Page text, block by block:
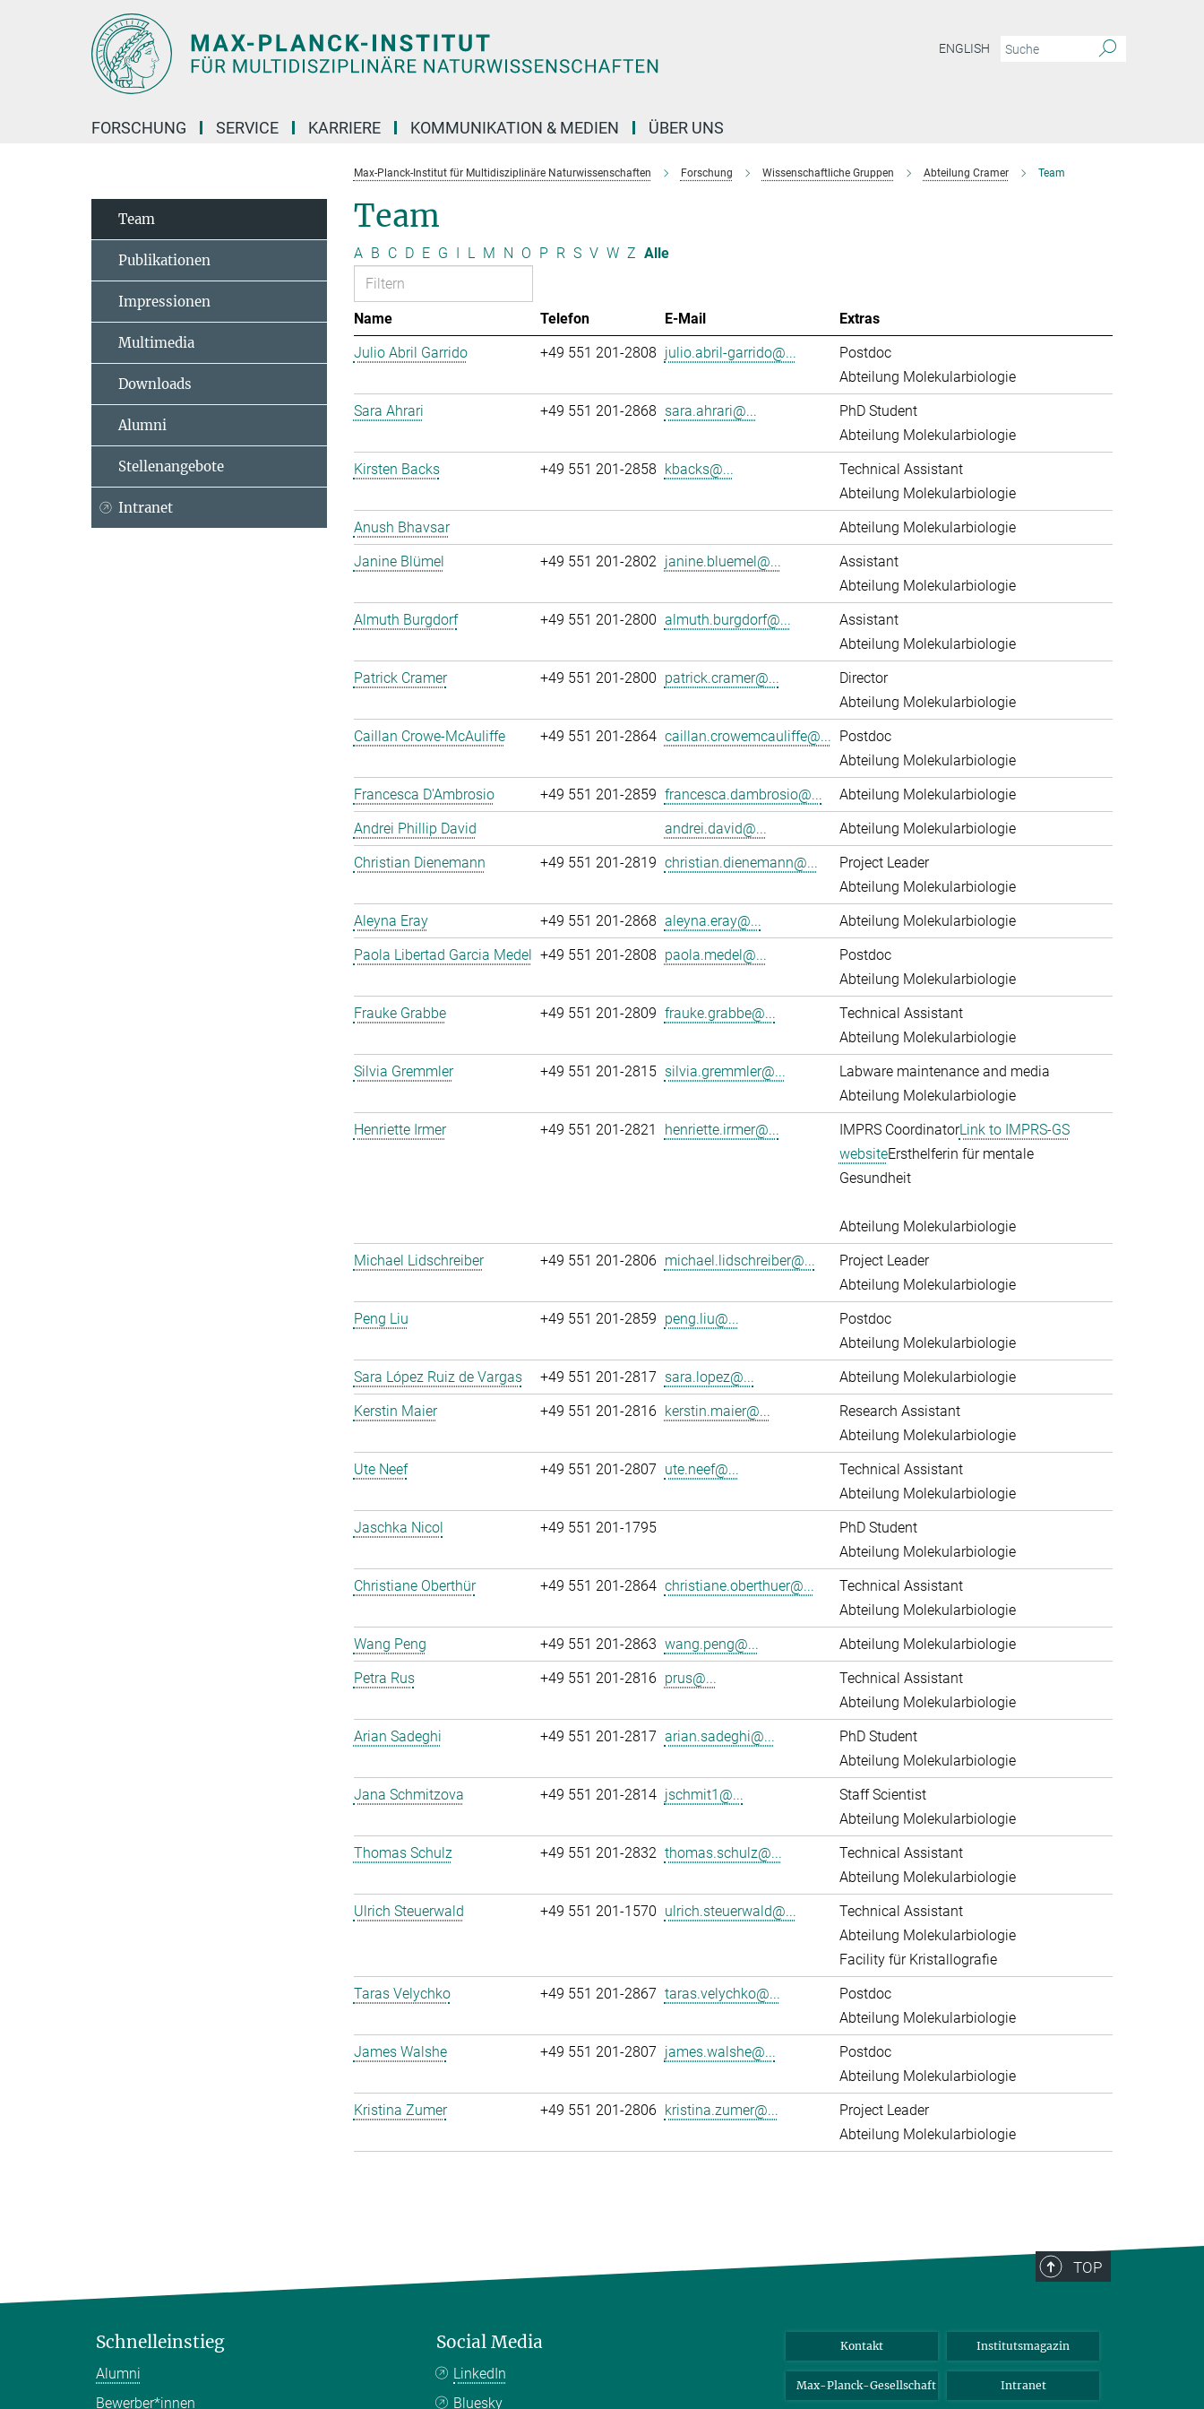
ENGLISH
FORSCHUNG SERVICE KARRIERE KOMMUNIKATION & MEDIEN ÜBER UNS
Max-Planck-Institut für Multidisziplinäre Naturwissenschaften Forschung Wissenschaftliche Gruppen Abteilung Cramer Team
Team
A B C D E G I L M N O P R S V W Z Alle
Name Telefon E-Mail
Extras
Julio Abril Garrido
+49 551 201-2808 julio.abril-garrido@...
Postdoc
Abteilung Molekularbiologie
Sara Ahrari
+49 551 201-2868 sara.ahrari@...
PhD Student
Abteilung Molekularbiologie
Kirsten Backs
+49 551 201-2858 kbacks@...
Technical Assistant
Abteilung Molekularbiologie
Anush Bhavsar
Abteilung Molekularbiologie
Janine Blümel
+49 551 201-2802 janine.bluemel@...
Assistant
Abteilung Molekularbiologie
Almuth Burgdorf
+49 551 201-2800 almuth.burgdorf@...
Assistant
Abteilung Molekularbiologie
Patrick Cramer
+49 551 201-2800 patrick.cramer@...
Director
Abteilung Molekularbiologie
Caillan Crowe-McAuliffe
+49 551 201-2864 caillan.crowemcauliffe@... Postdoc
Abteilung Molekularbiologie
Francesca D'Ambrosio
+49 551 201-2859 francesca.dambrosio@...
Abteilung Molekularbiologie
Andrei Phillip David
andrei.david@...
Abteilung Molekularbiologie
Christian Dienemann
+49 551 201-2819 christian.dienemann@...
Project Leader
Abteilung Molekularbiologie
Aleyna Eray
+49 551 201-2868 aleyna.eray@...
Abteilung Molekularbiologie
Paola Libertad Garcia Medel +49 551 201-2808 paola.medel@...
Postdoc
Abteilung Molekularbiologie
Frauke Grabbe
+49 551 201-2809 frauke.grabbe@...
Technical Assistant
Abteilung Molekularbiologie
Silvia Gremmler
+49 551 201-2815 silvia.gremmler@...
Labware maintenance and media
Abteilung Molekularbiologie
Henriette Irmer
+49 551 201-2821 henriette.irmer@... IMPRS CoordinatorLink to IMPRS-GS
websiteErsthelferin für mentale
Gesundheit
Abteilung Molekularbiologie
Michael Lidschreiber
+49 551 201-2806 michael.lidschreiber@...
Project Leader
Abteilung Molekularbiologie
Peng Liu
+49 551 201-2859 peng.liu@...
Postdoc
Abteilung Molekularbiologie
Sara López Ruiz de Vargas
+49 551 201-2817 sara.lopez@...
Abteilung Molekularbiologie
Kerstin Maier
+49 551 201-2816 kerstin.maier@...
Research Assistant
Abteilung Molekularbiologie
Ute Neef
+49 551 201-2807 ute.neef@...
Technical Assistant
Abteilung Molekularbiologie
Jaschka Nicol
+49 551 201-1795
PhD Student
Abteilung Molekularbiologie
Christiane Oberthür
+49 551 201-2864 christiane.oberthuer@...
Technical Assistant
Abteilung Molekularbiologie
Wang Peng
+49 551 201-2863 wang.peng@...
Abteilung Molekularbiologie
Petra Rus
+49 551 201-2816 prus@...
Technical Assistant
Abteilung Molekularbiologie
Arian Sadeghi
+49 551 201-2817 arian.sadeghi@...
PhD Student
Abteilung Molekularbiologie
Jana Schmitzova
+49 551 201-2814 jschmit1@...
Staff Scientist
Abteilung Molekularbiologie
Thomas Schulz
+49 551 201-2832 thomas.schulz@...
Technical Assistant
Abteilung Molekularbiologie
Ulrich Steuerwald
+49 551 201-1570 ulrich.steuerwald@...
Technical Assistant
Abteilung Molekularbiologie
Facility für Kristallografie
Taras Velychko
+49 551 201-2867 taras.velychko@...
Postdoc
Abteilung Molekularbiologie
James Walshe
+49 551 201-2807 james.walshe@...
Postdoc
Abteilung Molekularbiologie
Kristina Zumer
+49 551 201-2806 kristina.zumer@...
Project Leader
Abteilung Molekularbiologie
Team
Publikationen
Impressionen
Multimedia
Downloads
Alumni
Stellenangebote
Intranet
TOP
Schnelleinstieg
Alumni
Bewerber*innen
Social Media
LinkedIn
Bluesky
Kontakt Institutsmagazin
Max-Planck-Gesellschaft Intranet